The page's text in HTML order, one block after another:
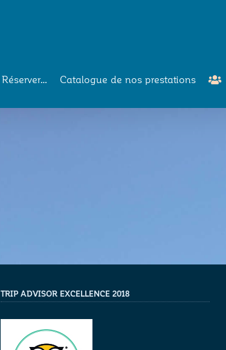
Réserver… Catalogue de nos prestations
TRIP ADVISOR EXCELLENCE 2018